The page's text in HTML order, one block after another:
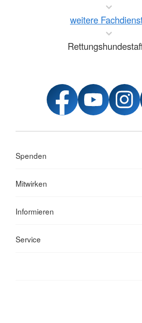
weitere
Spenden
Mitwirken
Informieren
Service